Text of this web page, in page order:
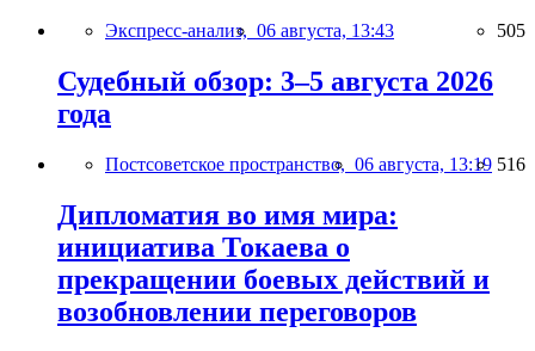
Экспресс-анализ, 06 августа, 13:43 505
Судебный обзор: 3–5 августа 2026
года
Постсоветское пространство, 06 августа, 13:19 516
Дипломатия во имя мира:
инициатива Токаева о
прекращении боевых действий и
возобновлении переговоров